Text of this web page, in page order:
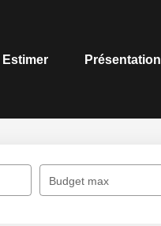
Estimer Présentation
Budget max